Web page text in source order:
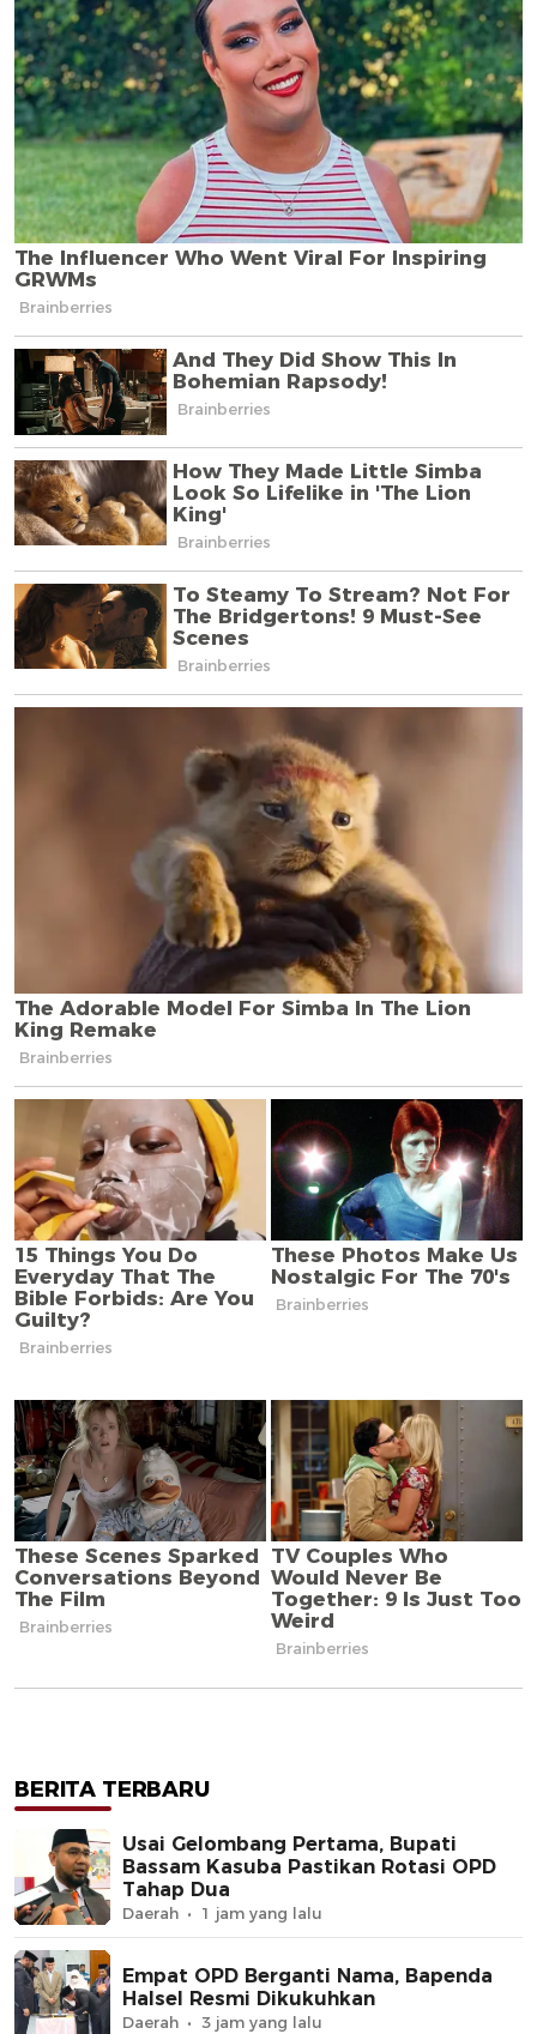
BERITA TERBARU
Usai Gelombang Pertama, Bupati
Bassam Kasuba Pastikan Rotasi OPD
Tahap Dua
Daerah 1 jam yang lalu
Empat OPD Berganti Nama, Bapenda
Halsel Resmi Dikukuhkan
Daerah 3 jam yang lalu